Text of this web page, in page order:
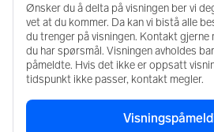
Ønsker du å delta på visningen ber vi
vet at du kommer. Da kan vi bistå alle
du trenger på visningen. Kontakt gjerne
du har spørsmål. Visningen avholdes
påmeldte. Hvis det ikke er oppsatt
tidspunkt ikke passer, kontakt megler.